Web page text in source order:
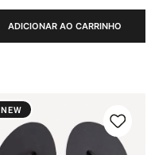
ADICIONAR AO CARRINHO
NEW